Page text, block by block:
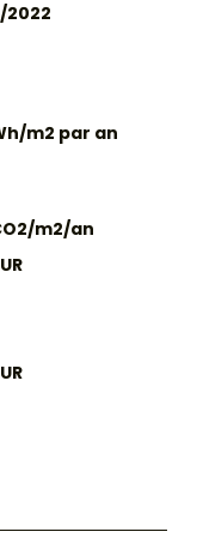
2022
m2 par an
m2/an